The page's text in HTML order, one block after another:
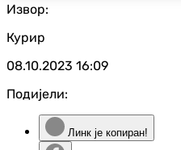
Извор:
Курир
08.10.2023 16:09
Подијели:
Линк је копиран!